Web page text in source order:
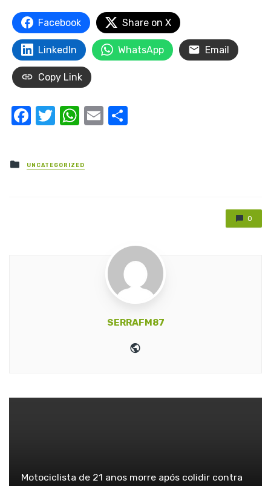
Facebook Share on X
LinkedIn WhatsApp Email
Copy Link
Facebook
Twitter
WhatsApp
Email
Posted
in
UNCATEGORIZED
0
SERRAFM87
Motociclista de 21 anos morre após colidir contra